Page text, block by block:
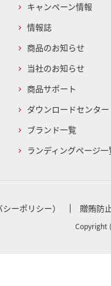
キャンペーン情報
情報誌
商品のお知らせ
当社のお知らせ
商品サポート
ダウンロードセンター
ブランド一覧
ランディングページ一
ーポリシー） 贈賄防
Copyright